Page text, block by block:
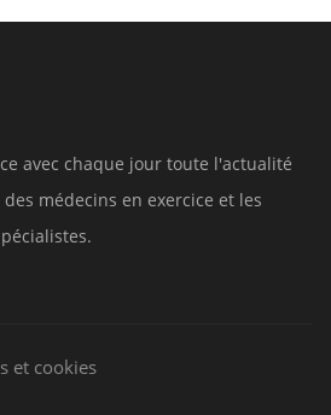
avec chaque jour toute l'actualité
médecins en exercice et les
et cookies